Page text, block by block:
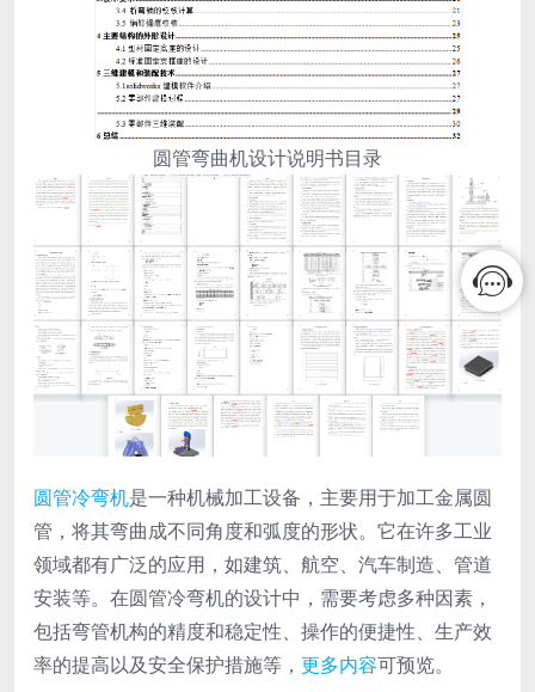
圆管弯曲机设计说明书目录
圆管冷弯机是一种机械加工设备，主要用于加工金属圆
管，将其弯曲成不同角度和弧度的形状。它在许多工业
领域都有广泛的应用，如建筑、航空、汽车制造、管道
安装等。在圆管冷弯机的设计中，需要考虑多种因素，
包括弯管机构的精度和稳定性、操作的便捷性、生产效
率的提高以及安全保护措施等， 更多内容可预览。